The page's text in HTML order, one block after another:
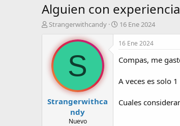
Alguien con
A
o
d
e
e
Strangerwithcandy
F
e
c
a
e
i
16 Ene 2024
S
Strangerwithca
ndy
Nuevo
16 Ene 2024
Compas, me
A veces es solo
Cuales